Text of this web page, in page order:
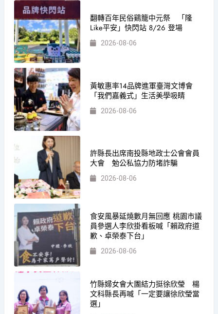
翻轉百年民俗鷄籠中元祭 「隆
Like平安」快閃站 8/26 登場
2026-08-06
黃敏惠率14品牌進軍臺灣文博會
「我們嘉義式」生活美學吸睛
2026-08-06
許縣長出席南投縣地政士公會會員
大會 勉公私協力防堵詐騙
2026-08-06
食安風暴延燒數月無回應 桃園市議
員參選人李欣掛看板喊「賴政府道
歉、卓榮泰下台」
2026-08-06
竹縣婦女會大團結力挺徐欣瑩 楊
文科縣長再喊「一定要讓徐欣瑩當
選」